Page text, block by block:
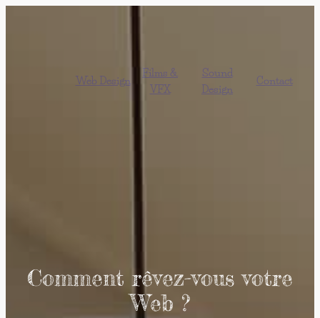
Web Design
Films &
VFX
Sound
Design
Contact
Comment rêvez-vous votre
Web ?